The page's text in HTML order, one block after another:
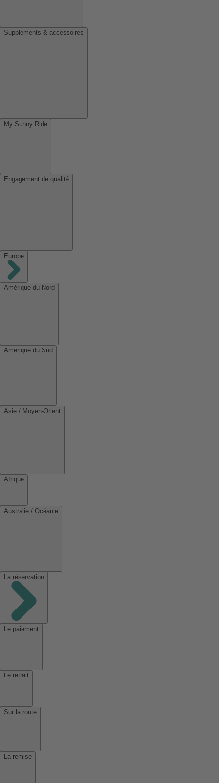
Suppléments & accessoires
My Sunny Ride
Engagement de qualité
Europe
Amérique du Nord
Amérique du Sud
Asie / Moyen-Orient
Afrique
Australie / Océanie
La réservation
Le paiement
Le retrait
Sur la route
La remise